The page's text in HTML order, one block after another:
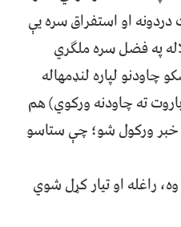
او استفراق سره یې
په فضل سره ملګري
لپاره لنډمهاله
ته چاودنه ورکوي) هم
ورکول شو؛ چې ستاسو
راغله او تیار کړل شوي